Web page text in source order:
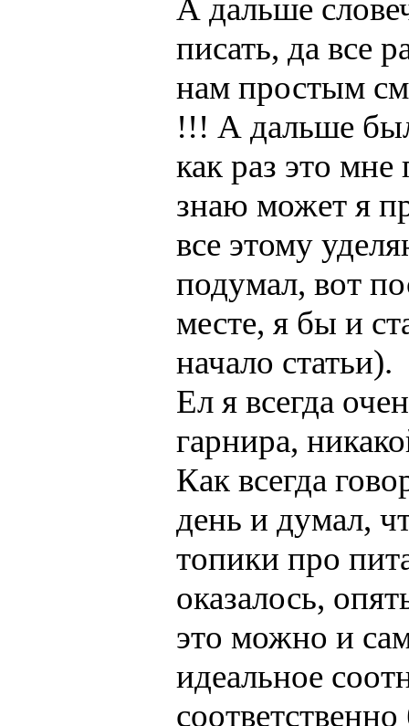
А дальше
писать, да все
нам простым
!!! А дальше
как раз это
знаю может я
все этому
подумал, вот
месте, я бы и
начало статьи).
Ел я всегда
гарнира,
Как всегда
день и думал,
топики про
оказалось,
это можно и
идеальное